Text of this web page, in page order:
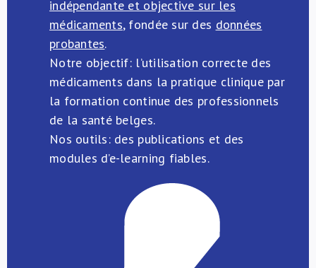
indépendante et objective sur les
médicaments, fondée sur des données
probantes.
Notre objectif: l’utilisation correcte des
médicaments dans la pratique clinique par
la formation continue des professionnels
de la santé belges.
Nos outils: des publications et des
modules d’e-learning fiables.